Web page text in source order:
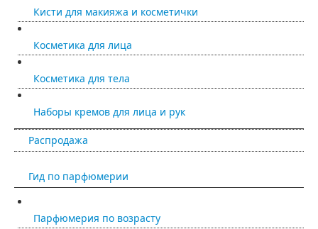
Кисти для макияжа и косметички
Косметика для лица
Косметика для тела
Наборы кремов для лица и рук
Распродажа
Гид по парфюмерии
Парфюмерия по возрасту